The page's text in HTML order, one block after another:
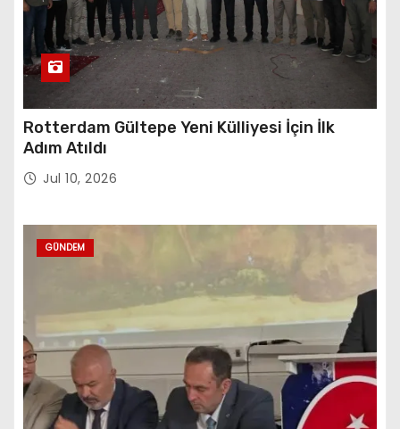
Rotterdam Gültepe Yeni Külliyesi İçin İlk
Adım Atıldı
Jul 10, 2026
GÜNDEM